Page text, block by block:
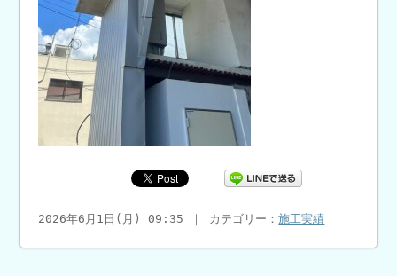
2026年6月1日(月) 09:35 ｜ カテゴリー：施工実績